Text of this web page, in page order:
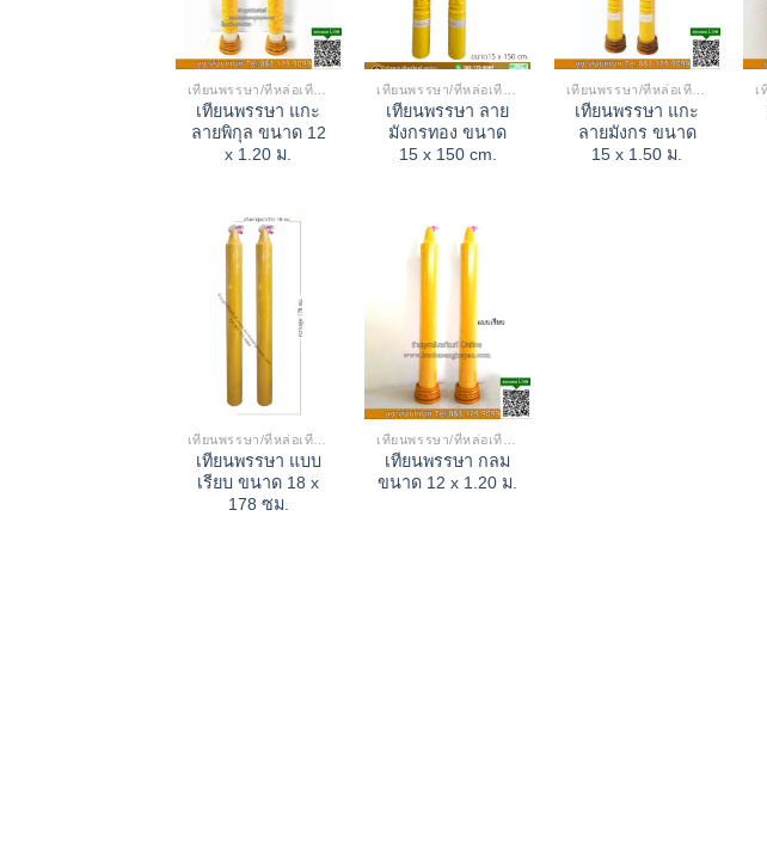
เทียนพรรษา แกะ
ลายพิกุล ขนาด 12
x 1.20 ม.
เทียนพรรษา ลาย
มังกรทอง ขนาด
15 x 150 cm.
เทียนพรรษา แกะ
ลายมังกร ขนาด
15 x 1.50 ม.
เทียนพรรษา แบบ
เรียบ ขนาด 18 x
178 ซม.
เทียนพรรษา กลม
ขนาด 12 x 1.20 ม.